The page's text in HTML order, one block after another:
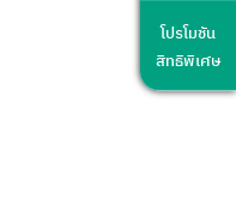
โปรโมชัน
สิทธิพิเศษ